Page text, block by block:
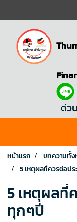
ด่ว
หน้าแรก บทความทั้
5 เหตุผลที่ควรต่อป
5 เหตุผลที่
ทุกๆปี